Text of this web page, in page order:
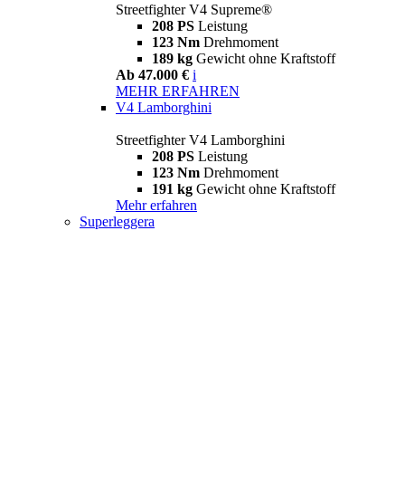
Streetfighter V4 Supreme®
208 PS Leistung
123 Nm Drehmoment
189 kg Gewicht ohne Kraftstoff
Ab 47.000 € i
MEHR ERFAHREN
V4 Lamborghini
Streetfighter V4 Lamborghini
208 PS Leistung
123 Nm Drehmoment
191 kg Gewicht ohne Kraftstoff
Mehr erfahren
Superleggera